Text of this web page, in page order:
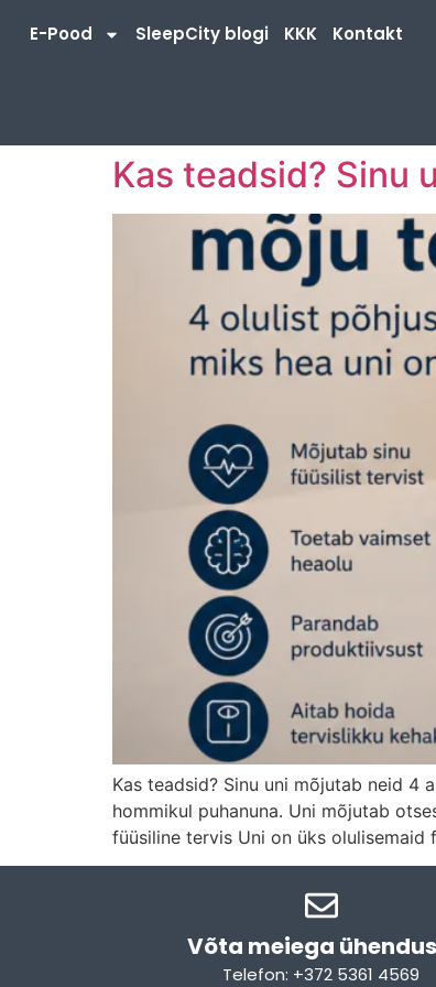
E-Pood SleepCity blogi KKK Kontakt
Kas teadsid? Sinu
Kas teadsid? Sinu uni mõjutab neid 4
hommikul puhanuna. Uni mõjutab
füüsiline tervis Uni on üks
Võta meiega
Telefon: +372 5361 4569